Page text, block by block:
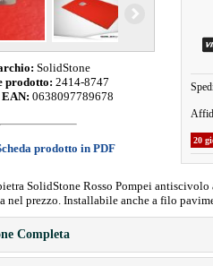
SolidStone
prodotto: 2414-8747
0638097789678
prodotto in PDF
20
SolidStone Rosso Pompei
nel prezzo. Installabile anche a filo
Completa